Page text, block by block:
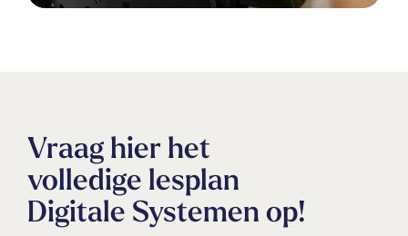
Vraag hier het
volledige lesplan
Digitale Systemen op!